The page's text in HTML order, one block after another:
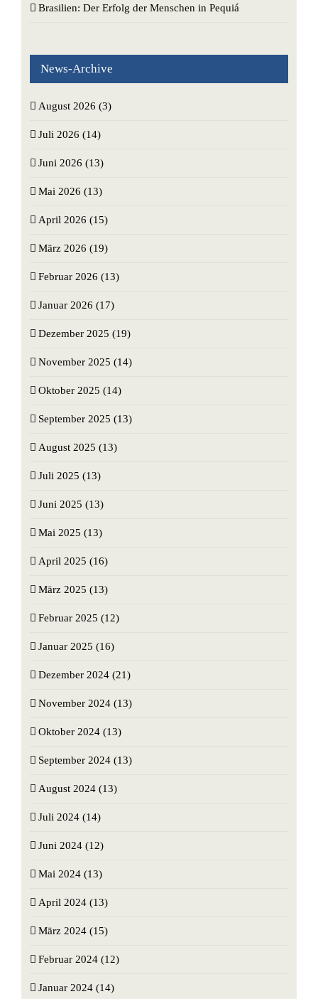
Brasilien: Der Erfolg der Menschen in Pequiá
News-Archive
August 2026 (3)
Juli 2026 (14)
Juni 2026 (13)
Mai 2026 (13)
April 2026 (15)
März 2026 (19)
Februar 2026 (13)
Januar 2026 (17)
Dezember 2025 (19)
November 2025 (14)
Oktober 2025 (14)
September 2025 (13)
August 2025 (13)
Juli 2025 (13)
Juni 2025 (13)
Mai 2025 (13)
April 2025 (16)
März 2025 (13)
Februar 2025 (12)
Januar 2025 (16)
Dezember 2024 (21)
November 2024 (13)
Oktober 2024 (13)
September 2024 (13)
August 2024 (13)
Juli 2024 (14)
Juni 2024 (12)
Mai 2024 (13)
April 2024 (13)
März 2024 (15)
Februar 2024 (12)
Januar 2024 (14)